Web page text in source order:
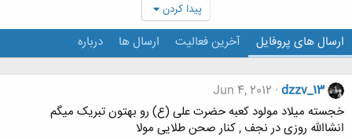
پیدا کردن
ارسال های پروفایل آخرین فعالیت ارسال ها درباره
dzzv_13
Jun 4, 2012
خجسته میلاد مولود کعبه حضرت علی (ع) رو بهتون تبریک میگم
انشاالله روزی در نجف , کنار صحن طلایی مولا